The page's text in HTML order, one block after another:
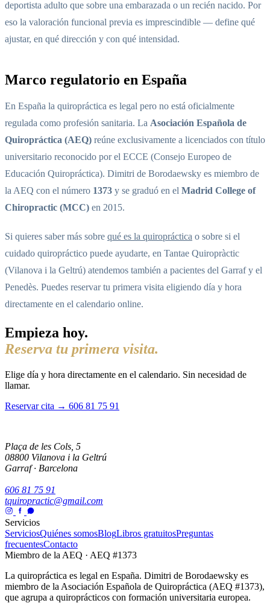
deportista adulto que sobre una embarazada o un recién nacido. Por
eso la valoración funcional previa es imprescindible — define qué
ajustar, en qué dirección y con qué intensidad.
Marco regulatorio en España
En España la quiropráctica es legal pero no está oficialmente
regulada como profesión sanitaria. La Asociación Española de
Quiropráctica (AEQ) reúne exclusivamente a licenciados con título
universitario reconocido por el ECCE (Consejo Europeo de
Educación Quiropráctica). Dimitri de Borodaewsky es miembro de
la AEQ con el número 1373 y se graduó en el Madrid College of
Chiropractic (MCC) en 2015.
Si quieres saber más sobre qué es la quiropráctica o sobre si el
cuidado quiropráctico puede ayudarte, en Tantae Quiropràctic
(Vilanova i la Geltrú) atendemos también a pacientes del Garraf y el
Penedès. Puedes reservar tu primera visita eligiendo día y hora
directamente en el calendario online.
Empieza hoy.
Reserva tu primera visita.
Elige día y hora directamente en el calendario. Sin necesidad de
llamar.
Reservar cita → 606 81 75 91
Plaça de les Cols, 5
08800 Vilanova i la Geltrú
Garraf · Barcelona
606 81 75 91
tquiropractic@gmail.com
Servicios
ServiciosQuiénes somosBlogLibros gratuitosPreguntas
frecuentesContacto
Miembro de la AEQ · AEQ #1373
La quiropráctica es legal en España. Dimitri de Borodaewsky es
miembro de la Asociación Española de Quiropráctica (AEQ #1373),
que agrupa a quiroprácticos con formación universitaria europea.